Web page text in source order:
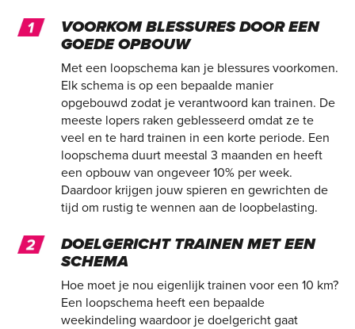
VOORKOM BLESSURES DOOR EEN
GOEDE OPBOUW
Met een loopschema kan je blessures voorkomen.
Elk schema is op een bepaalde manier
opgebouwd zodat je verantwoord kan trainen. De
meeste lopers raken geblesseerd omdat ze te
veel en te hard trainen in een korte periode. Een
loopschema duurt meestal 3 maanden en heeft
een opbouw van ongeveer 10% per week.
Daardoor krijgen jouw spieren en gewrichten de
tijd om rustig te wennen aan de loopbelasting.
DOELGERICHT TRAINEN MET EEN
SCHEMA
Hoe moet je nou eigenlijk trainen voor een 10 km?
Een loopschema heeft een bepaalde
weekindeling waardoor je doelgericht gaat